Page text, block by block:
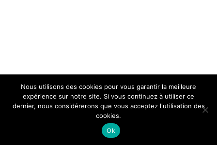
Nous utilisons des cookies pour vous garantir la meilleure
expérience sur notre site. Si vous continuez à utiliser ce
dernier, nous considérerons que vous acceptez l'utilisation des
cookies.
Ok